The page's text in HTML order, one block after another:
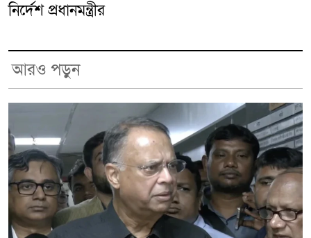
নির্দেশ প্রধানমন্ত্রীর
আরও পড়ুন